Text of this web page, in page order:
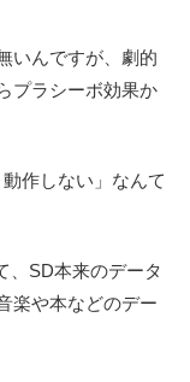
いんですが、劇的
プラシーボ効果か
動作しない」なんて
、SD本来のデータ
楽や本などのデー